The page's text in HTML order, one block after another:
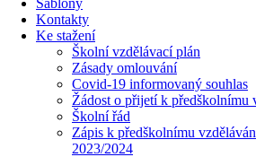
Šablony
Kontakty
Ke stažení
Školní vzdělávací plán
Zásady omlouvání
Covid-19 informovaný souhlas
Žádost o přijetí k předškolnímu
Školní řád
Zápis k předškolnímu
2023/2024